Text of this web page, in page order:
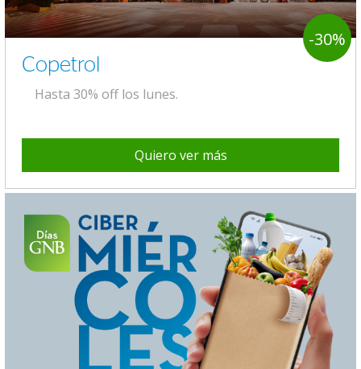
-30%
Copetrol
Hasta 30% off los lunes.
Quiero ver más